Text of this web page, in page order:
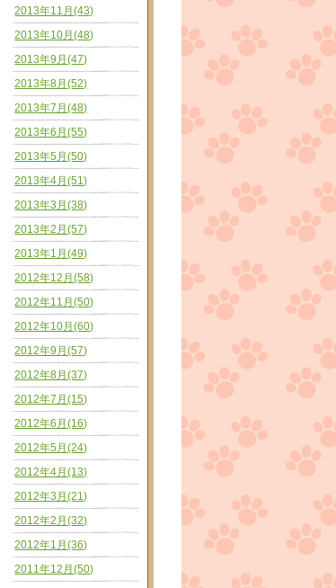
2013年11月(43)
2013年10月(48)
2013年9月(47)
2013年8月(52)
2013年7月(48)
2013年6月(55)
2013年5月(50)
2013年4月(51)
2013年3月(38)
2013年2月(57)
2013年1月(49)
2012年12月(58)
2012年11月(50)
2012年10月(60)
2012年9月(57)
2012年8月(37)
2012年7月(15)
2012年6月(16)
2012年5月(24)
2012年4月(13)
2012年3月(21)
2012年2月(32)
2012年1月(36)
2011年12月(50)